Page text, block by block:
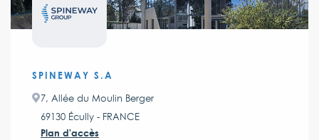
SPINEWAY S.A
7, Allée du Moulin Berger
69130 Écully - FRANCE
Plan d'accès